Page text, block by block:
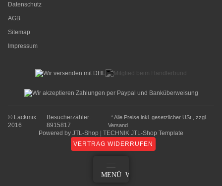
Datenschutz
AGB
Sitemap
Impressum
© Lackmix
2016
Besucherzähler:
8915817
* Alle Preise inkl. gesetzlicher USt., zzgl.
Versand
Powered by JTL-Shop
TECHNIK JTL-Shop Template
VERTRAG WIDERRUFEN
MENÜ WARENKORB